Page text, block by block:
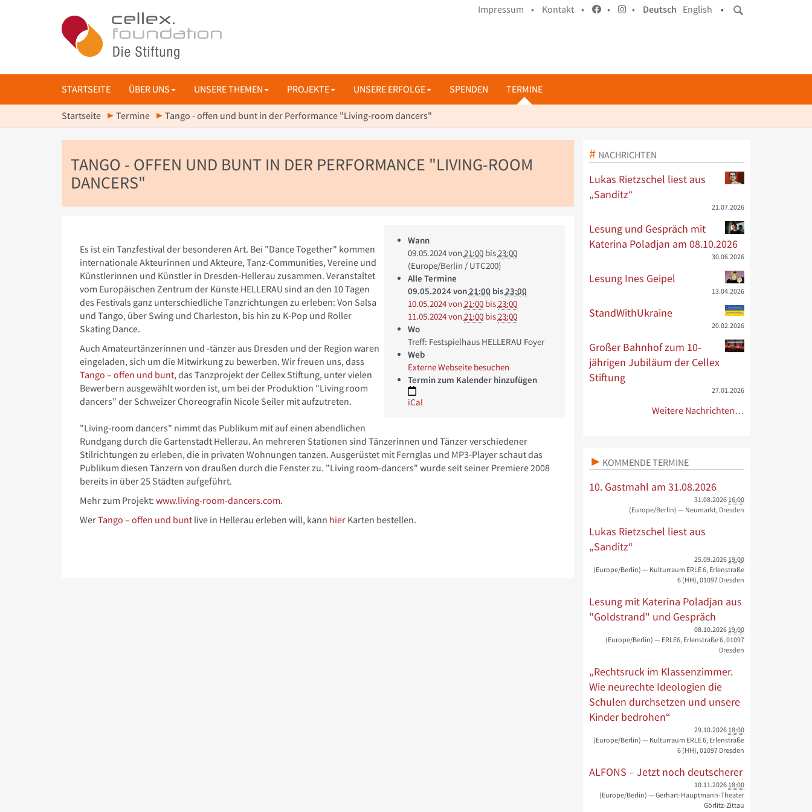
Impressum • Kontakt • • • Deutsch English •
STARTSEITE ÜBER UNS UNSERE THEMEN PROJEKTE UNSERE ERFOLGE SPENDEN TERMINE
Startseite Termine Tango - offen und bunt in der Performance "Living-room dancers"
TANGO - OFFEN UND BUNT IN DER PERFORMANCE "LIVING-ROOM
DANCERS"
Wann
09.05.2024von 21:00bis23:00
(Europe/Berlin / UTC200)
Alle Termine
09.05.2024von21:00 bis23:00
10.05.2024von 21:00bis23:00
11.05.2024von 21:00bis23:00
Wo
Treff: Festspielhaus HELLERAU Foyer
Web
Externe Webseite besuchen
Termin zum Kalender hinzufügen
iCal
Es ist ein Tanzfestival der besonderen Art. Bei "Dance Together" kommen
internationale Akteurinnen und Akteure, Tanz-Communities, Vereine und
Künstlerinnen und Künstler in Dresden-Hellerau zusammen. Veranstaltet
vom Europäischen Zentrum der Künste HELLERAU sind an den 10 Tagen
des Festivals ganz unterschiedliche Tanzrichtungen zu erleben: Von Salsa
und Tango, über Swing und Charleston, bis hin zu K-Pop und Roller
Skating Dance.
Auch Amateurtänzerinnen und -tänzer aus Dresden und der Region waren
eingeladen, sich um die Mitwirkung zu bewerben. Wir freuen uns, dass
Tango – offen und bunt, das Tanzprojekt der Cellex Stiftung, unter vielen
Bewerbern ausgewählt worden ist, um bei der Produktion "Living room
dancers" der Schweizer Choreografin Nicole Seiler mit aufzutreten.
"Living-room dancers" nimmt das Publikum mit auf einen abendlichen
Rundgang durch die Gartenstadt Hellerau. An mehreren Stationen sind Tänzerinnen und Tänzer verschiedener
Stilrichtungen zu erleben, die in privaten Wohnungen tanzen. Ausgerüstet mit Fernglas und MP3-Player schaut das
Publikum diesen Tänzern von draußen durch die Fenster zu. "Living room-dancers" wurde seit seiner Premiere 2008
bereits in über 25 Städten aufgeführt.
Mehr zum Projekt: www.living-room-dancers.com.
WerTango – offen und bunt live in Hellerau erleben will, kann hier Karten bestellen.
NACHRICHTEN
Lukas Rietzschel liest aus
„Sanditz“
21.07.2026
Lesung und Gespräch mit
Katerina Poladjan am 08.10.2026
30.06.2026
Lesung Ines Geipel
13.04.2026
StandWithUkraine
20.02.2026
Großer Bahnhof zum 10-
jährigen Jubiläum der Cellex
Stiftung
27.01.2026
Weitere Nachrichten…
KOMMENDE TERMINE
10. Gastmahl am 31.08.2026
31.08.2026 16:00
(Europe/Berlin) — Neumarkt, Dresden
Lukas Rietzschel liest aus
„Sanditz“
25.09.2026 19:00
(Europe/Berlin) — Kulturraum ERLE 6, Erlenstraße
6 (HH), 01097 Dresden
Lesung mit Katerina Poladjan aus
"Goldstrand" und Gespräch
08.10.2026 19:00
(Europe/Berlin) — ERLE6, Erlenstraße 6, 01097
Dresden
„Rechtsruck im Klassenzimmer.
Wie neurechte Ideologien die
Schulen durchsetzen und unsere
Kinder bedrohen“
29.10.2026 18:00
(Europe/Berlin) — Kulturraum ERLE 6, Erlenstraße
6 (HH), 01097 Dresden
ALFONS – Jetzt noch deutscherer
10.11.2026 18:00
(Europe/Berlin) — Gerhart-Hauptmann-Theater
Görlitz-Zittau